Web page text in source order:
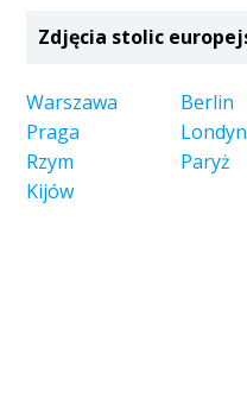
Zdjęcia stolic
Warszawa Berlin
Praga
Londyn
Rzym
Paryż
Kijów